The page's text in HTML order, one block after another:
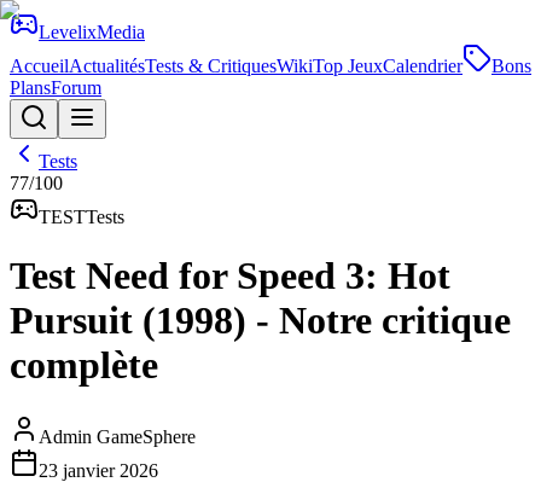
LevelixMedia
AccueilActualitésTests & CritiquesWikiTop JeuxCalendrier
Bons
PlansForum
Tests
77/100
TESTTests
Test Need for Speed 3: Hot
Pursuit (1998) - Notre critique
complète
Admin GameSphere
23 janvier 2026